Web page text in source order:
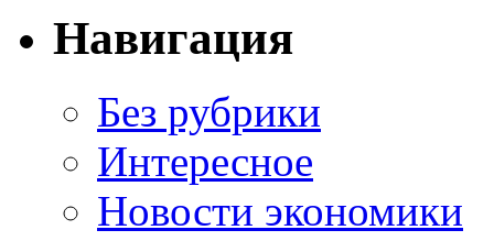
Навигация
Без рубрики
Интересное
Новости экономики